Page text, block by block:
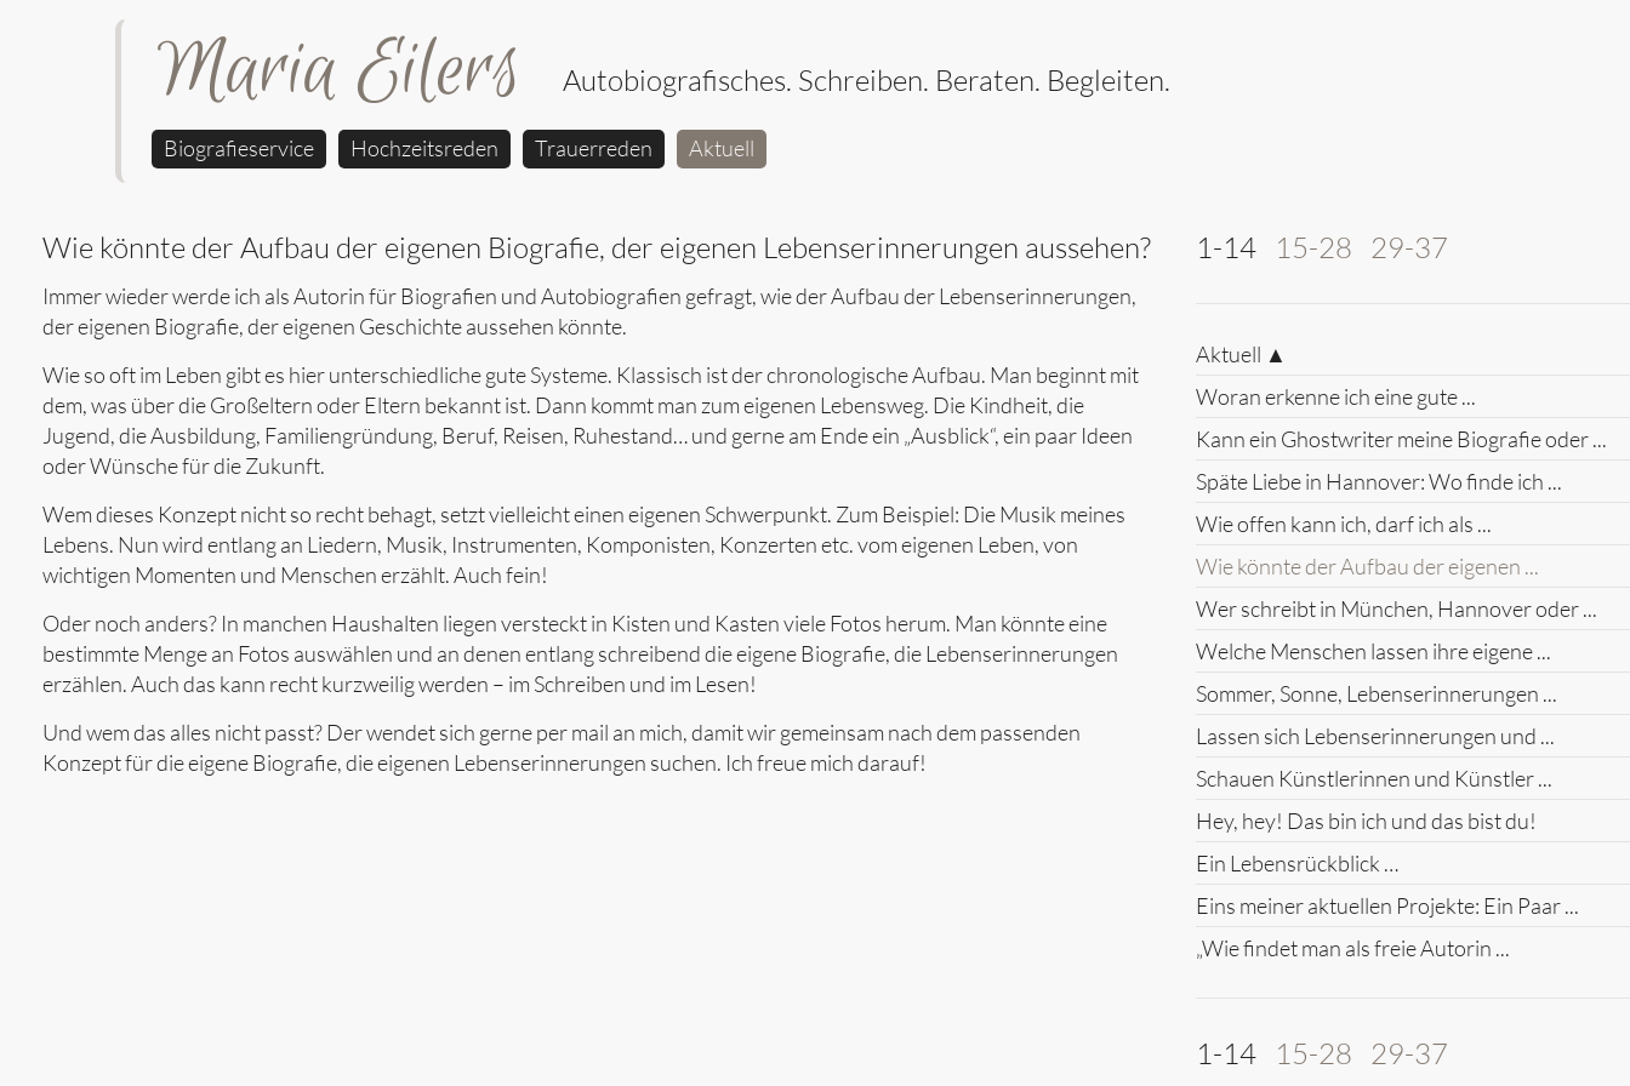
Biografieservice Hochzeitsreden Trauerreden Aktuell
Wie könnte der Aufbau der eigenen Biografie, der eigenen Lebenserinnerungen aussehen?
Immer wieder werde ich als Autorin für Biografien und Autobiografien gefragt, wie der Aufbau der Lebenserinnerungen,
der eigenen Biografie, der eigenen Geschichte aussehen könnte.
Wie so oft im Leben gibt es hier unterschiedliche gute Systeme. Klassisch ist der chronologische Aufbau. Man beginnt mit
dem, was über die Großeltern oder Eltern bekannt ist. Dann kommt man zum eigenen Lebensweg. Die Kindheit, die
Jugend, die Ausbildung, Familiengründung, Beruf, Reisen, Ruhestand… und gerne am Ende ein „Ausblick“, ein paar Ideen
oder Wünsche für die Zukunft.
Wem dieses Konzept nicht so recht behagt, setzt vielleicht einen eigenen Schwerpunkt. Zum Beispiel: Die Musik meines
Lebens. Nun wird entlang an Liedern, Musik, Instrumenten, Komponisten, Konzerten etc. vom eigenen Leben, von
wichtigen Momenten und Menschen erzählt. Auch fein!
Oder noch anders? In manchen Haushalten liegen versteckt in Kisten und Kasten viele Fotos herum. Man könnte eine
bestimmte Menge an Fotos auswählen und an denen entlang schreibend die eigene Biografie, die Lebenserinnerungen
erzählen. Auch das kann recht kurzweilig werden – im Schreiben und im Lesen!
Und wem das alles nicht passt? Der wendet sich gerne per mail an mich, damit wir gemeinsam nach dem passenden
Konzept für die eigene Biografie, die eigenen Lebenserinnerungen suchen. Ich freue mich darauf!
1-14 15-28 29-37
Aktuell ▲
Woran erkenne ich eine gute ...
Kann ein Ghostwriter meine Biografie oder ...
Späte Liebe in Hannover: Wo finde ich ...
Wie offen kann ich, darf ich als ...
Wie könnte der Aufbau der eigenen ...
Wer schreibt in München, Hannover oder ...
Welche Menschen lassen ihre eigene ...
Sommer, Sonne, Lebenserinnerungen ...
Lassen sich Lebenserinnerungen und ...
Schauen Künstlerinnen und Künstler ...
Hey, hey! Das bin ich und das bist du!
Ein Lebensrückblick …
Eins meiner aktuellen Projekte: Ein Paar ...
„Wie findet man als freie Autorin ...
1-14 15-28 29-37
Maria Eilers Autobiografisches. Schreiben. Beraten. Begleiten.